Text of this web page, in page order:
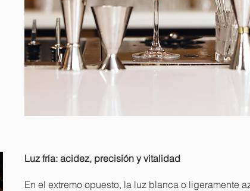
Luz fría: acidez, precisión y vitalidad
En el extremo opuesto, la luz blanca o ligeramente